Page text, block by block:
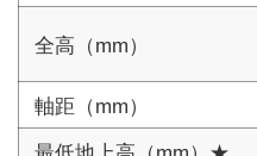
全高（mm）
軸距（mm）